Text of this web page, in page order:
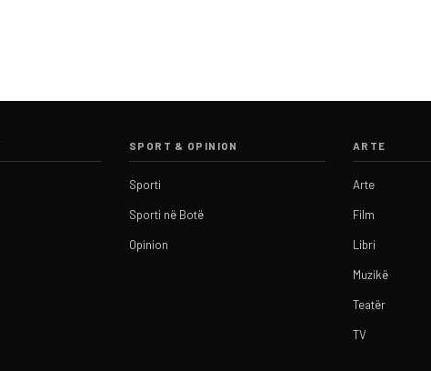
SPORT & OPINION
Sporti
Sporti në Botë
Opinion
ARTE
Arte
Film
Libri
Muzikë
Teatër
TV